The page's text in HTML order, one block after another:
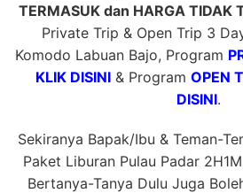
TERMASUK dan HARGA TIDAK
Private Trip & Open Trip 3
Komodo Labuan Bajo, Program
KLIK DISINI & Program OPEN
DISINI.
Sekiranya Bapak/Ibu & Teman-
Paket Liburan Pulau Padar
Bertanya-Tanya Dulu Juga